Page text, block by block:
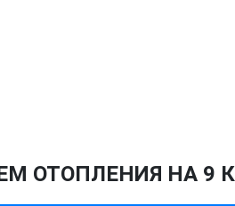
ОТОПЛЕНИЯ НА 9